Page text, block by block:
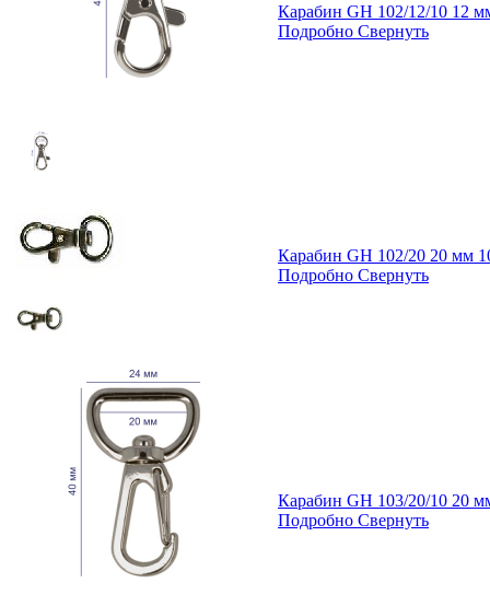
Карабин GH 102/12/10 12
Подробно Свернуть
Карабин GH 102/20 20 мм
Подробно Свернуть
Карабин GH 103/20/10 20
Подробно Свернуть